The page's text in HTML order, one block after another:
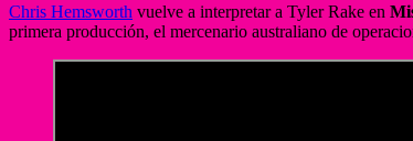
Chris Hemsworth vuelve a interpretar a Tyler Rake en
primera producción, el mercenario australiano de